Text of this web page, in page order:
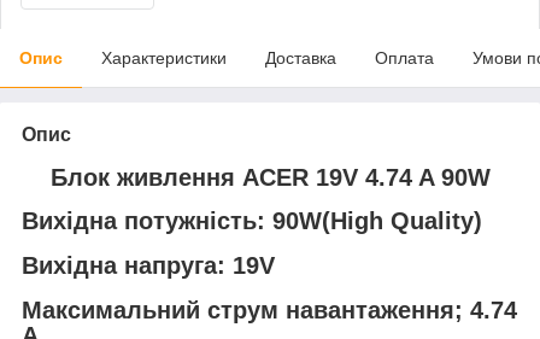
Опис Характеристики Доставка Оплата Умови
Опис
Блок живлення ACER 19V 4.74 A 90W
Вихідна потужність: 90W(High Quality)
Вихідна напруга: 19V
Максимальний струм навантаження; 4.74